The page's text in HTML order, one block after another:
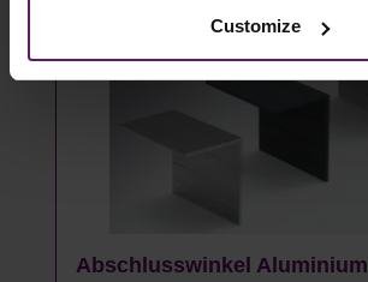
Customize
Abschlusswinkel Aluminium